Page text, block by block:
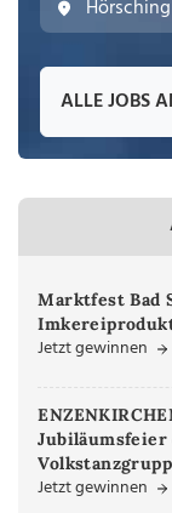
Hörsching
ALLE JOBS
Marktfest Bad
Jetzt gewinnen
Jetzt gewinnen